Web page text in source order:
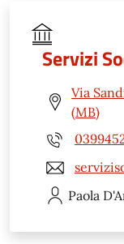
Servizi
Via
(MB)
Paola